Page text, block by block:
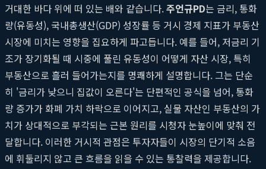
거대한 바다 위에 떠 있는 배와 같습니다.주언규PD는 금리, 통화
량(유동성), 국내총생산(GDP) 성장률 등 거시 경제 지표가 부동산
시장에 미치는 영향을 집요하게 파고듭니다. 예를 들어, 저금리 기
조가 장기화될 때 시중에 풀린 유동성이 어떻게 자산 시장, 특히
부동산으로 흘러 들어가는지를 명쾌하게 설명합니다. 그는 단순
히 '금리가 낮으니 집값이 오른다'는 단편적인 공식을 넘어, 통화
량 증가가 화폐 가치 하락으로 이어지고, 실물 자산인 부동산의 가
치가 상대적으로 부각되는 근본 원리를 시청자 눈높이에 맞춰 전
달합니다. 이러한 거시적 관점은 투자자들이 시장의 단기적 소음
에 휘둘리지 않고 큰 흐름을 읽을 수 있는 통찰력을 제공합니다.